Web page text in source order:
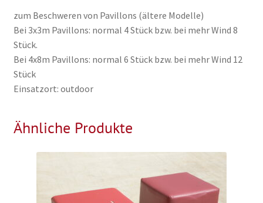
zum Beschweren von Pavillons (ältere Modelle)
Bei 3x3m Pavillons: normal 4 Stück bzw. bei mehr Wind 8
Stück.
Bei 4x8m Pavillons: normal 6 Stück bzw. bei mehr Wind 12
Stück
Einsatzort: outdoor
Ähnliche Produkte